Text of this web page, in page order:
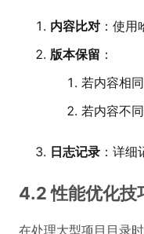
内容比对 ：使
版本保留 ：
若内容相
若内容不
日志记录 ：详
4.2 性能优化技
在处理大型项目目录